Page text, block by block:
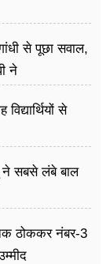
से पूछा सवाल,
ने
से
ने सबसे लंबे बाल
ठोककर नंबर-3